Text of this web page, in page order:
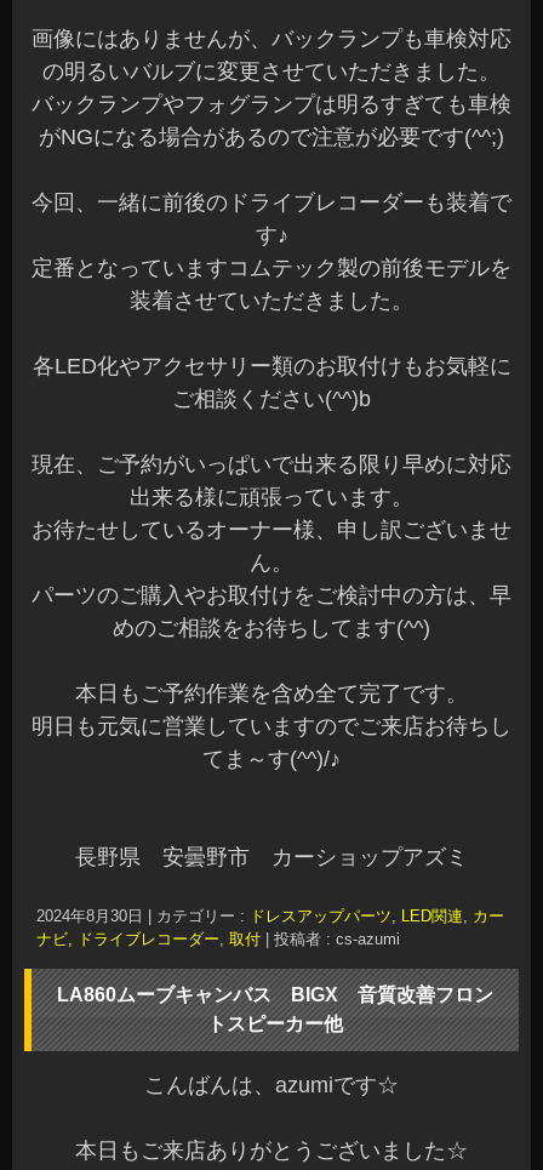
画像にはありませんが、バックランプも車検対応
の明るいバルブに変更させていただきました。
バックランプやフォグランプは明るすぎても車検
がNGになる場合があるので注意が必要です(^^;)
今回、一緒に前後のドライブレコーダーも装着で
す♪
定番となっていますコムテック製の前後モデルを
装着させていただきました。
各LED化やアクセサリー類のお取付けもお気軽に
ご相談ください(^^)b
現在、ご予約がいっぱいで出来る限り早めに対応
出来る様に頑張っています。
お待たせしているオーナー様、申し訳ございませ
ん。
パーツのご購入やお取付けをご検討中の方は、早
めのご相談をお待ちしてます(^^)
本日もご予約作業を含め全て完了です。
明日も元気に営業していますのでご来店お待ちし
てま～す(^^)/♪
長野県 安曇野市 カーショップアズミ
2024年8月30日 カテゴリー : ドレスアップパーツ, LED関連, カー
ナビ, ドライブレコーダー, 取付 投稿者 : cs-azumi
LA860ムーブキャンバス BIGX 音質改善フロン
トスピーカー他
こんばんは、azumiです☆
本日もご来店ありがとうございました☆